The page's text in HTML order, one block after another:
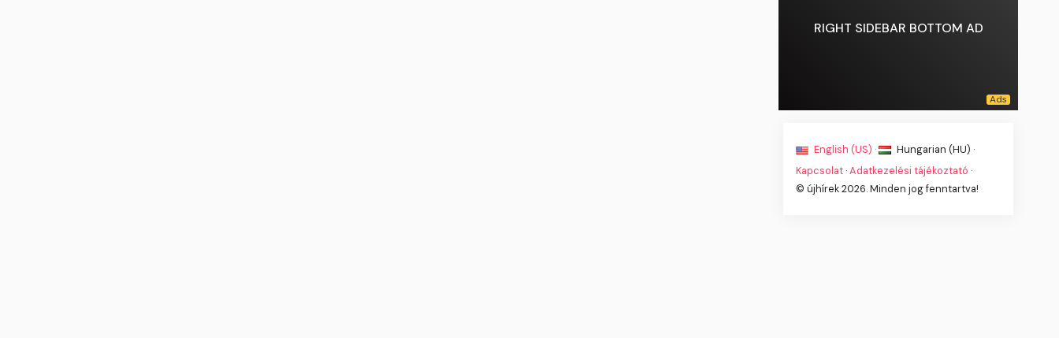
RIGHT SIDEBAR BOTTOM AD
English (US) ·
Hungarian (HU) ·
Kapcsolat ·Adatkezelési tájékoztató ·
© újhírek 2026. Minden jog fenntartva!